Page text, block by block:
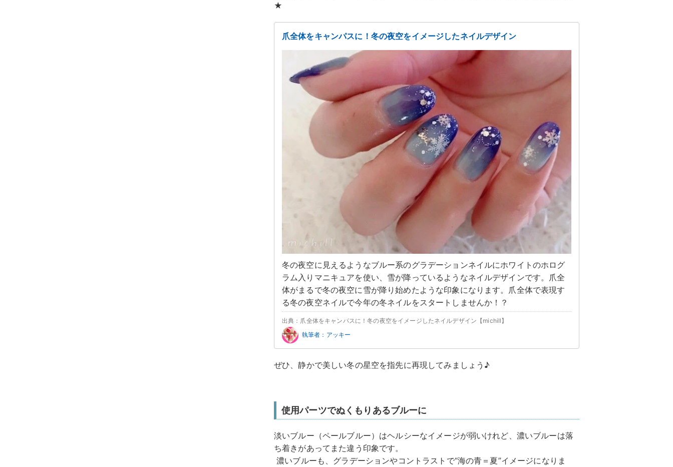
★
爪全体をキャンパスに！冬の夜空をイメージしたネイルデザイン
冬の夜空に見えるようなブルー系のグラデーションネイルにホワイトのホログ
ラム入りマニキュアを使い、雪が降っているようなネイルデザインです。爪全
体がまるで冬の夜空に雪が降り始めたような印象になります。爪全体で表現す
る冬の夜空ネイルで今年の冬ネイルをスタートしませんか！？
出典：爪全体をキャンパスに！冬の夜空をイメージしたネイルデザイン【michill】
執筆者：アッキー
ぜひ、静かで美しい冬の星空を指先に再現してみましょう♪
使用パーツでぬくもりあるブルーに
淡いブルー（ペールブルー）はヘルシーなイメージが弱いけれど、濃いブルーは落
ち着きがあってまた違う印象です。
濃いブルーも、グラデーションやコントラストで“海の青＝夏”イメージになりま